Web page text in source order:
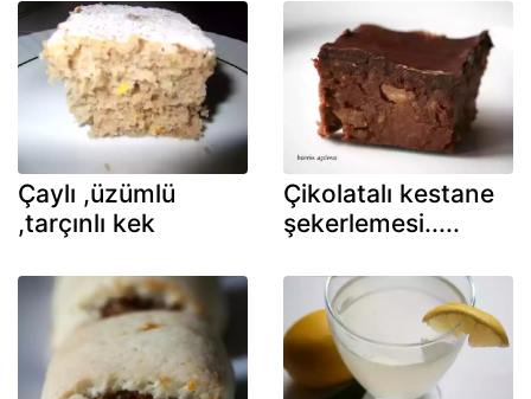
Çaylı ,üzümlü
,tarçınlı kek
Çikolatalı kestane
şekerlemesi.....